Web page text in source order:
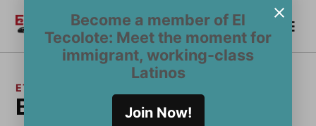
Become a member of El
Tecolote: Meet the moment for
immigrant, working-class
Latinos
Join Now!
contenido
El
Tecolote
Become a Member
ETIQUETA: